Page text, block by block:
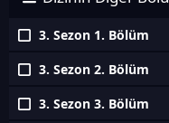
3. Sezon 1. Bölüm
3. Sezon 2. Bölüm
3. Sezon 3. Bölüm